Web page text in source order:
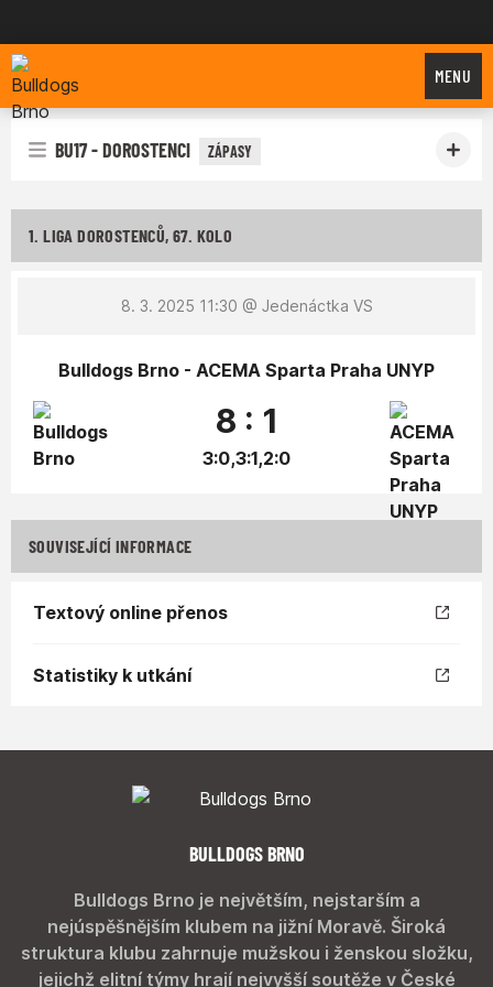
Bulldogs Brno
MENU
BU17 - DOROSTENCI ZÁPASY
1. LIGA DOROSTENCŮ, 67. KOLO
8. 3. 2025 11:30 @ Jedenáctka VS
Bulldogs Brno - ACEMA Sparta Praha UNYP
8 : 1
3:0,3:1,2:0
SOUVISEJÍCÍ INFORMACE
Textový online přenos
Statistiky k utkání
BULLDOGS BRNO
Bulldogs Brno je největším, nejstarším a
nejúspěšnějším klubem na jižní Moravě. Široká
struktura klubu zahrnuje mužskou i ženskou složku,
jejichž elitní týmy hrají nejvyšší soutěže v České